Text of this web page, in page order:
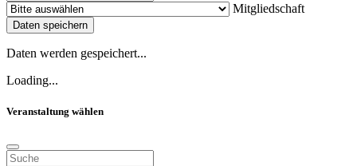
Mitgliedschaft
Daten speichern
Daten werden gespeichert...
Loading...
Veranstaltung wählen